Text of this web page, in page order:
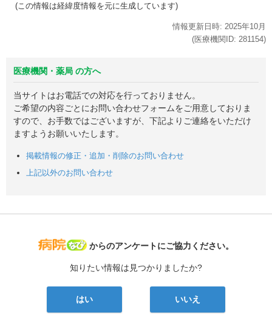
(この情報は経緯度情報を元に生成しています)
情報更新日時: 2025年10月
(医療機関ID: 281154)
医療機関・薬局 の方へ
当サイトはお電話での対応を行っておりません。
ご希望の内容ごとにお問い合わせフォームをご用意しておりま
すので、お手数ではございますが、下記よりご連絡をいただけ
ますようお願いいたします。
掲載情報の修正・追加・削除のお問い合わせ
上記以外のお問い合わせ
病院なび
からのアンケートにご協力ください。
知りたい情報は見つかりましたか?
はい いいえ